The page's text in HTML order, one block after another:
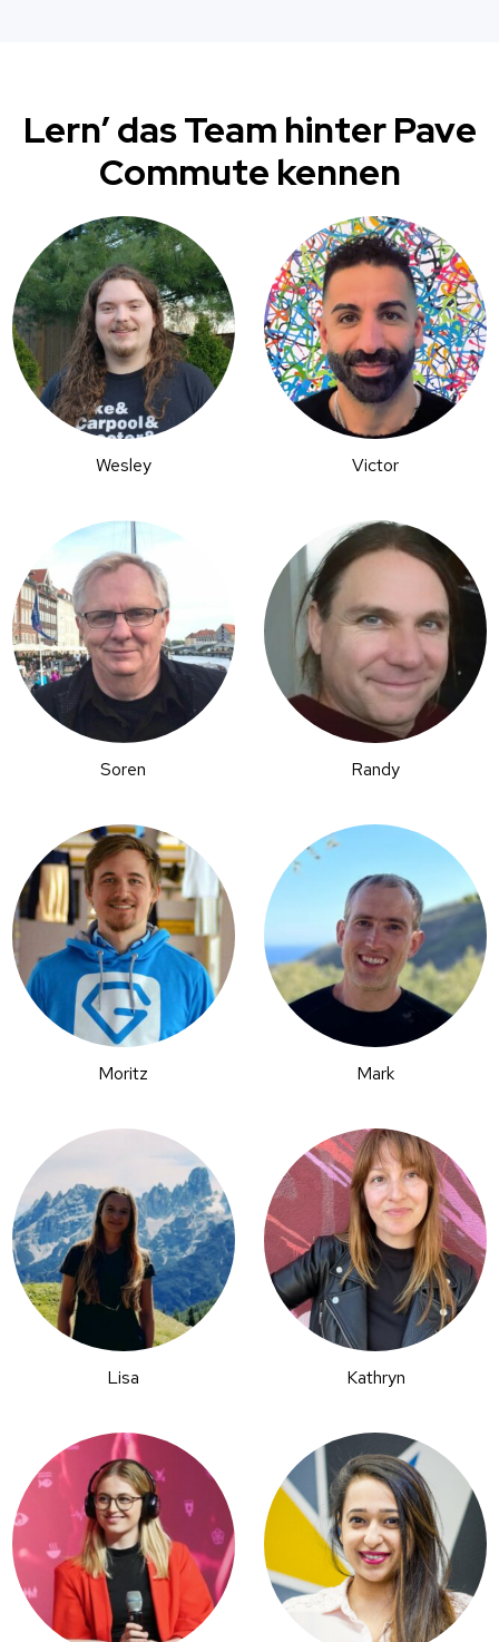
Lern’ das Team hinter Pave
Commute kennen
Wesley Victor
Soren Randy
Moritz Mark
Lisa Kathryn